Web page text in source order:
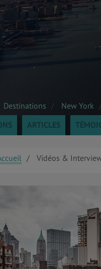
Destinations New York
ARTICLES
Vidéos &